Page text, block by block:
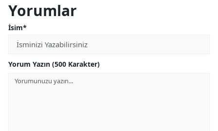
Yorumlar
İsim*
Yorum Yazın (500 Karakter)